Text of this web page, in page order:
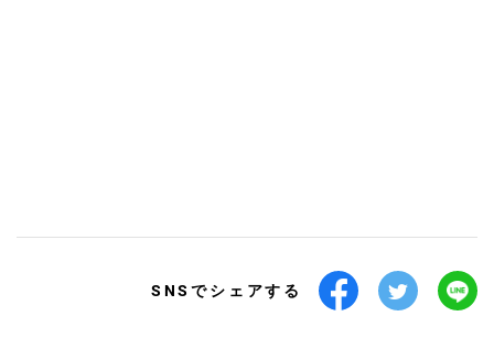
SNSでシェアする